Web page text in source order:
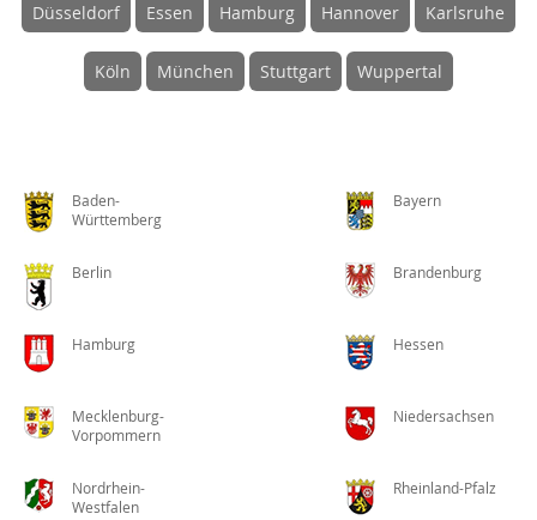
Düsseldorf Essen Hamburg Hannover Karlsruhe
Köln München Stuttgart Wuppertal
Baden-
Württemberg
Bayern
Berlin Brandenburg
Hamburg Hessen
Mecklenburg-
Vorpommern
Niedersachsen
Nordrhein-
Westfalen
Rheinland-Pfalz